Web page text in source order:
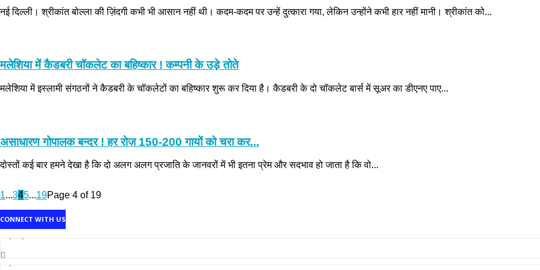
नई दिल्ली। श्रीकांत बोल्ला की ज़िंदगी कभी भी आसान नहीं थी। कदम-कदम पर उन्हें दुत्कारा गया, लेकिन उन्होंने कभी हार नहीं मानी। श्रीकांत को...
मलेशिया में कैडबरी चॉकलेट का बहिष्कार ! कम्पनी के उड़े तोते
मलेशिया में इस्लामी संगठनों ने कैडबरी के चॉकलेटों का बहिष्कार शुरू कर दिया है। कैडबरी के दो चॉकलेट बार्स में सूअर का डीएनए पाए...
असाधारण गोपालक बन्दर ! हर रोज़ 150-200 गायों को चरा कर...
दोस्तों कई बार हमने देखा है कि दो अलग अलग प्रजाति के जानवरों में भी इतना प्रेम और सदभाव हो जाता है कि वो...
1...345...19Page 4 of 19
CONNECT WITH US